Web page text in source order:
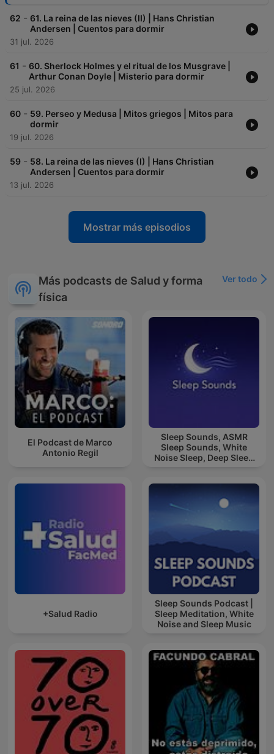
62 - 61. La reina de las nieves (II) | Hans Christian
Andersen | Cuentos para dormir
31 jul. 2026
61 - 60. Sherlock Holmes y el ritual de los Musgrave |
Arthur Conan Doyle | Misterio para dormir
25 jul. 2026
60 - 59. Perseo y Medusa | Mitos griegos | Mitos para
dormir
19 jul. 2026
59 - 58. La reina de las nieves (I) | Hans Christian
Andersen | Cuentos para dormir
13 jul. 2026
Mostrar más episodios
Más podcasts de Salud y forma
física
Ver todo
El Podcast de Marco
Antonio Regil
Sleep Sounds, ASMR
Sleep Sounds, White
Noise Sleep, Deep Sleep
+Salud Radio
Sleep Sounds Podcast |
Sleep Meditation, White
Noise and Sleep Music